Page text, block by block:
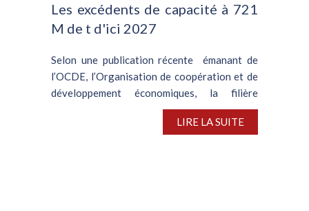
Les excédents de capacité à 721
M de t d'ici 2027
Selon une publication récente émanant de
l’OCDE, l’Organisation de coopération et de
développement économiques, la filière
sidérurgique mondiale est confrontée à un
LIRE LA SUITE